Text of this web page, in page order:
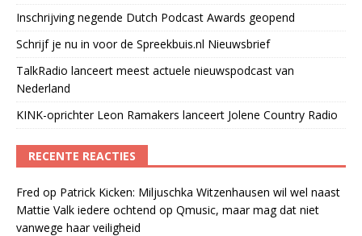
Inschrijving negende Dutch Podcast Awards geopend
Schrijf je nu in voor de Spreekbuis.nl Nieuwsbrief
TalkRadio lanceert meest actuele nieuwspodcast van
Nederland
KINK-oprichter Leon Ramakers lanceert Jolene Country Radio
RECENTE REACTIES
Fred op Patrick Kicken: Miljuschka Witzenhausen wil wel naast
Mattie Valk iedere ochtend op Qmusic, maar mag dat niet
vanwege haar veiligheid